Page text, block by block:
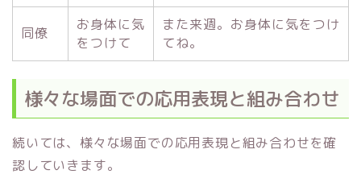
同僚
お身体に気
をつけて
また来週。お身体に気をつけ
てね。
様々な場面での応用表現と組み合わせ
続いては、様々な場面での応用表現と組み合わせを確
認していきます。